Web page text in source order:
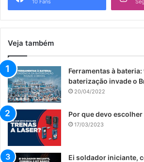
Veja também
Ferramentas à
baterização invade o
20/04/2022
Por que devo
17/03/2023
Ei soldador iniciante,